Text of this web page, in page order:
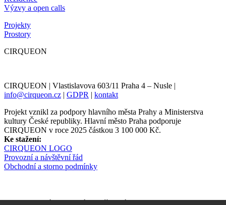
Výzvy a open calls
Projekty
Prostory
CIRQUEON
CIRQUEON | Vlastislavova 603/11 Praha 4 – Nusle |
info@cirqueon.cz | GDPR | kontakt
Projekt vznikl za podpory hlavního města Prahy a Ministerstva
kultury České republiky. Hlavní město Praha podporuje
CIRQUEON v roce 2025 částkou 3 100 000 Kč.
Ke stažení:
CIRQUEON LOGO
Provozní a návštěvní řád
Obchodní a storno podmínky